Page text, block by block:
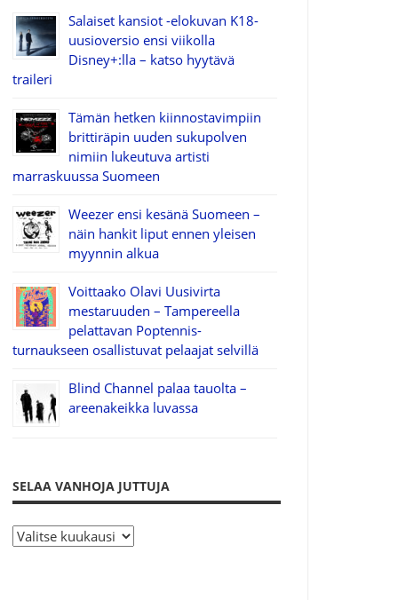
Salaiset kansiot -elokuvan K18-
uusioversio ensi viikolla
Disney+:lla – katso hyytävä
traileri
Tämän hetken kiinnostavimpiin
brittiräpin uuden sukupolven
nimiin lukeutuva artisti
marraskuussa Suomeen
Weezer ensi kesänä Suomeen –
näin hankit liput ennen yleisen
myynnin alkua
Voittaako Olavi Uusivirta
mestaruuden – Tampereella
pelattavan Poptennis-
turnaukseen osallistuvat pelaajat selvillä
Blind Channel palaa tauolta –
areenakeikka luvassa
SELAA VANHOJA JUTTUJA
S